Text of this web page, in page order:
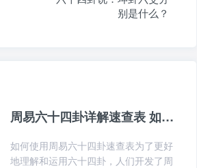
别是什么？
周易六十四卦详解速查表 如何使用周易六十四卦速查表
如何使用周易六十四卦速查表为了更好
地理解和运用六十四卦，人们开发了周